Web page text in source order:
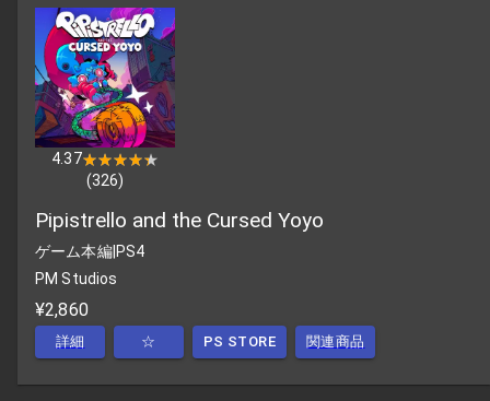
4.37★★★★★
★★★★★
(326)
Pipistrello and the Cursed Yoyo
ゲーム本編| PS4
PM Studios
¥2,860
詳細 ☆ PS STORE 関連商品